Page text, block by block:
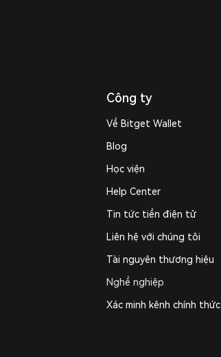
Công ty
Về Bitget Wallet
Blog
Học viện
Help Center
Tin tức tiền điện tử
Liên hệ với chúng tôi
Tài nguyên thương hiệu
Nghề nghiệp
Xác minh kênh chính thức